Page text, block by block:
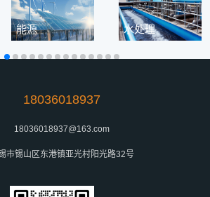
能源 水处理
18036018937
18036018937@163.com
市锡山区东港镇亚光村阳光路32号